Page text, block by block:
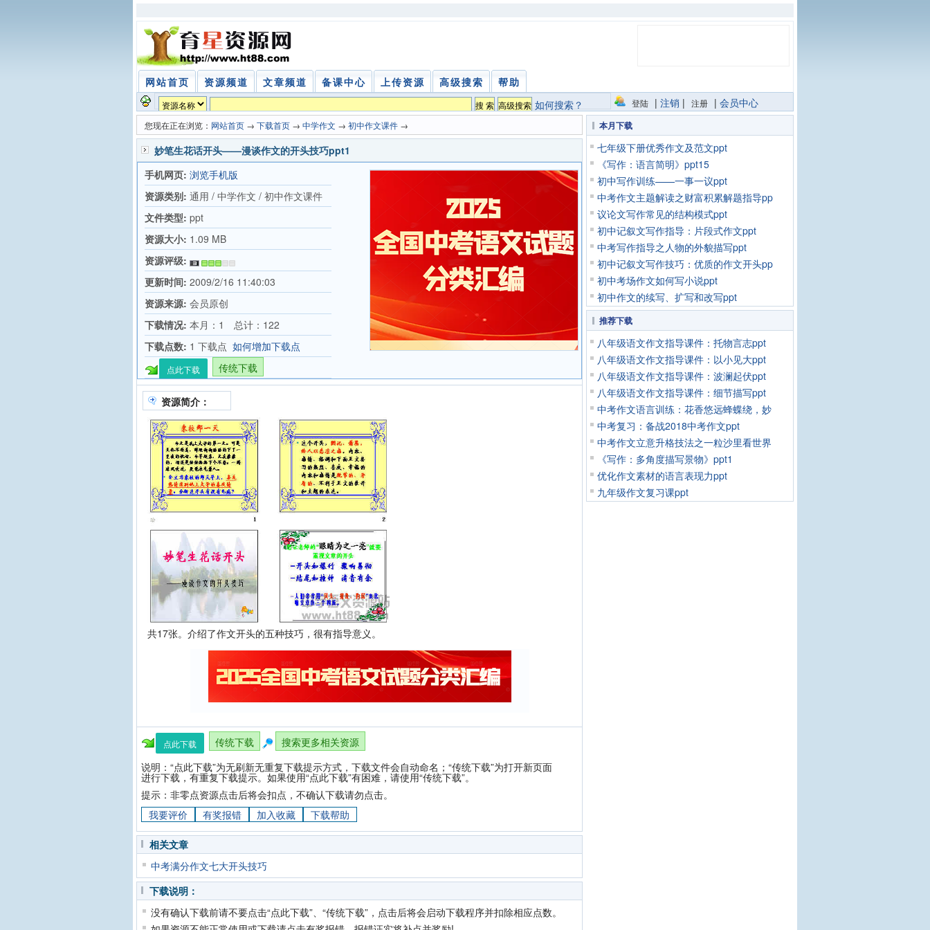
网站首页 资源频道 文章频道 备课中心 上传资源 高级搜索
帮助
如何搜索？
登陆 | 注销 | 注册 | 会员中心
您现在正在浏览： 网站首页 → 下载首页 → 中学作文 → 初中作文课件 →
妙笔生花话开头——漫谈作文的开头技巧ppt1
手机网页: 浏览手机版
资源类别: 通用 / 中学作文 / 初中作文课件
文件类型: ppt
资源大小: 1.09 MB
资源评级:
更新时间: 2009/2/16 11:40:03
资源来源: 会员原创
下载情况: 本月：1 总计：122
下载点数: 1 下载点 如何增加下载点
点此下载 传统下载
资源简介：
共17张。介绍了作文开头的五种技巧，很有指导意义。
点此下载 传统下载
搜索更多相关资源
说明：“点此下载”为无刷新无重复下载提示方式，下载文件会自动命名；“传统下载”为打开新页面
进行下载，有重复下载提示。如果使用“点此下载”有困难，请使用“传统下载”。
提示：非零点资源点击后将会扣点，不确认下载请勿点击。
我要评价
有奖报错 加入收藏 下载帮助
相关文章
中考满分作文七大开头技巧
下载说明：
没有确认下载前请不要点击“点此下载”、“传统下载”，点击后将会启动下载程序并扣除相应点数。
本月下载
七年级下册优秀作文及范文ppt
《写作：语言简明》ppt15
初中写作训练——一事一议ppt
中考作文主题解读之财富积累解题指导pp
议论文写作常见的结构模式ppt
初中记叙文写作指导：片段式作文ppt
中考写作指导之人物的外貌描写ppt
初中记叙文写作技巧：优质的作文开头pp
初中考场作文如何写小说ppt
初中作文的续写、扩写和改写ppt
推荐下载
八年级语文作文指导课件：托物言志ppt
八年级语文作文指导课件：以小见大ppt
八年级语文作文指导课件：波澜起伏ppt
八年级语文作文指导课件：细节描写ppt
中考作文语言训练：花香悠远蜂蝶绕，妙
中考复习：备战2018中考作文ppt
中考作文立意升格技法之一粒沙里看世界
《写作：多角度描写景物》ppt1
优化作文素材的语言表现力ppt
九年级作文复习课ppt